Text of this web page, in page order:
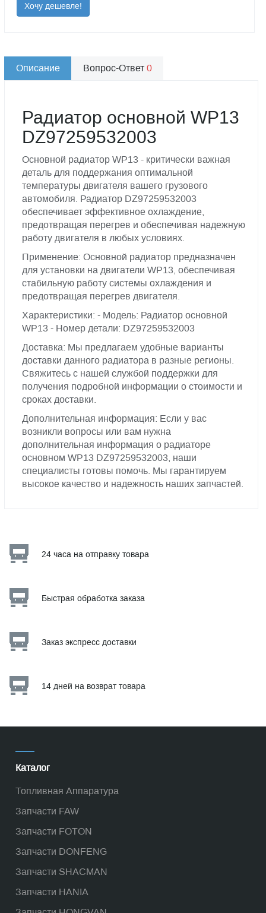
Хочу дешевле!
Описание Вопрос-Ответ0
Радиатор основной WP13
DZ97259532003
Основной радиатор WP13 - критически важная
деталь для поддержания оптимальной
температуры двигателя вашего грузового
автомобиля. Радиатор DZ97259532003
обеспечивает эффективное охлаждение,
предотвращая перегрев и обеспечивая надежную
работу двигателя в любых условиях.
Применение: Основной радиатор предназначен
для установки на двигатели WP13, обеспечивая
стабильную работу системы охлаждения и
предотвращая перегрев двигателя.
Характеристики: - Модель: Радиатор основной
WP13 - Номер детали: DZ97259532003
Доставка: Мы предлагаем удобные варианты
доставки данного радиатора в разные регионы.
Свяжитесь с нашей службой поддержки для
получения подробной информации о стоимости и
сроках доставки.
Дополнительная информация: Если у вас
возникли вопросы или вам нужна
дополнительная информация о радиаторе
основном WP13 DZ97259532003, наши
специалисты готовы помочь. Мы гарантируем
высокое качество и надежность наших запчастей.
24 часа на отправку товара
Быстрая обработка заказа
Заказ экспресс доставки
14 дней на возврат товара
Каталог
Топливная Аппаратура
Запчасти FAW
Запчасти FOTON
Запчасти DONFENG
Запчасти SHACMAN
Запчасти HANIA